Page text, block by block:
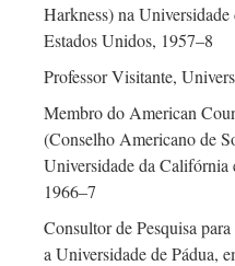
Harkness) na
Estados Unidos, 1957–8
Professor Visitante,
Membro do American
(Conselho Americano de
Universidade da Califórnia
1966–7
Consultor de Pesquisa
a Universidade de Pádua,